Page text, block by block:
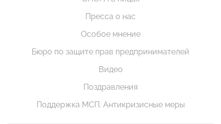
Пресса о нас
Особое мнение
Бюро по защите прав предпринимателей
Видео
Поздравления
Поддержка МСП. Антикризисные меры